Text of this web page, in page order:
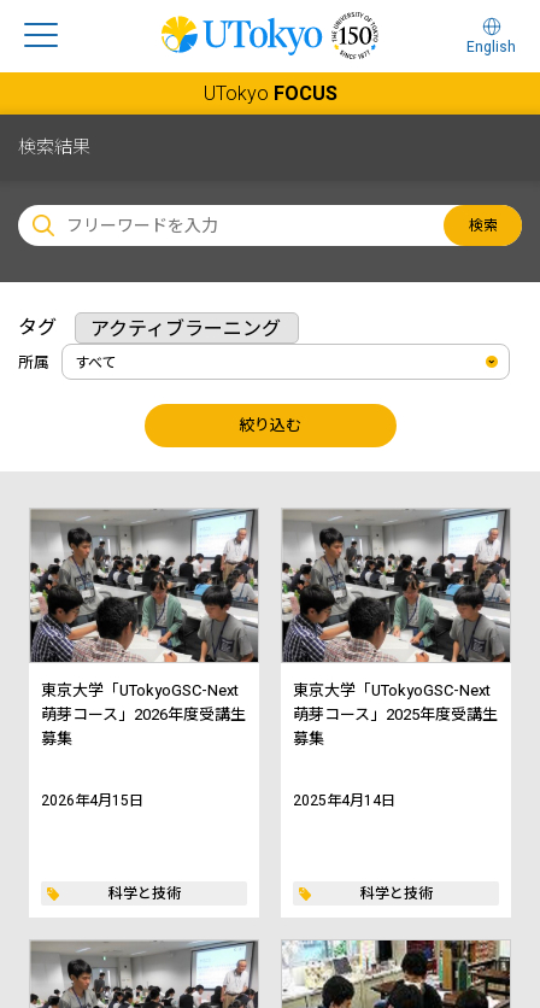
English
UTokyo FOCUS
検索結果
検索
タグ アクティブラーニング
所属
絞り込む
東京大学「UTokyoGSC-Next
萌芽コース」2026年度受講生
募集
2026年4月15日
科学と技術
東京大学「UTokyoGSC-Next
萌芽コース」2025年度受講生
募集
2025年4月14日
科学と技術